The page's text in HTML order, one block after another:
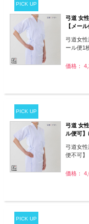
PICK UP
弓道 女
【メー
弓道女
ール便1
価格：
PICK UP
弓道 女
ル便可
弓道女
便不可】
価格：
PICK UP